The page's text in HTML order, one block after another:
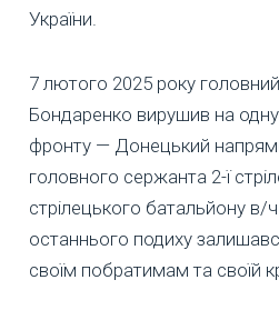
України.
7 лютого 2025 року
Бондаренко вирушив на
фронту — Донецький
головного сержанта 2-ї
стрілецького батальйону в/
останнього подиху
своїм побратимам та своїй